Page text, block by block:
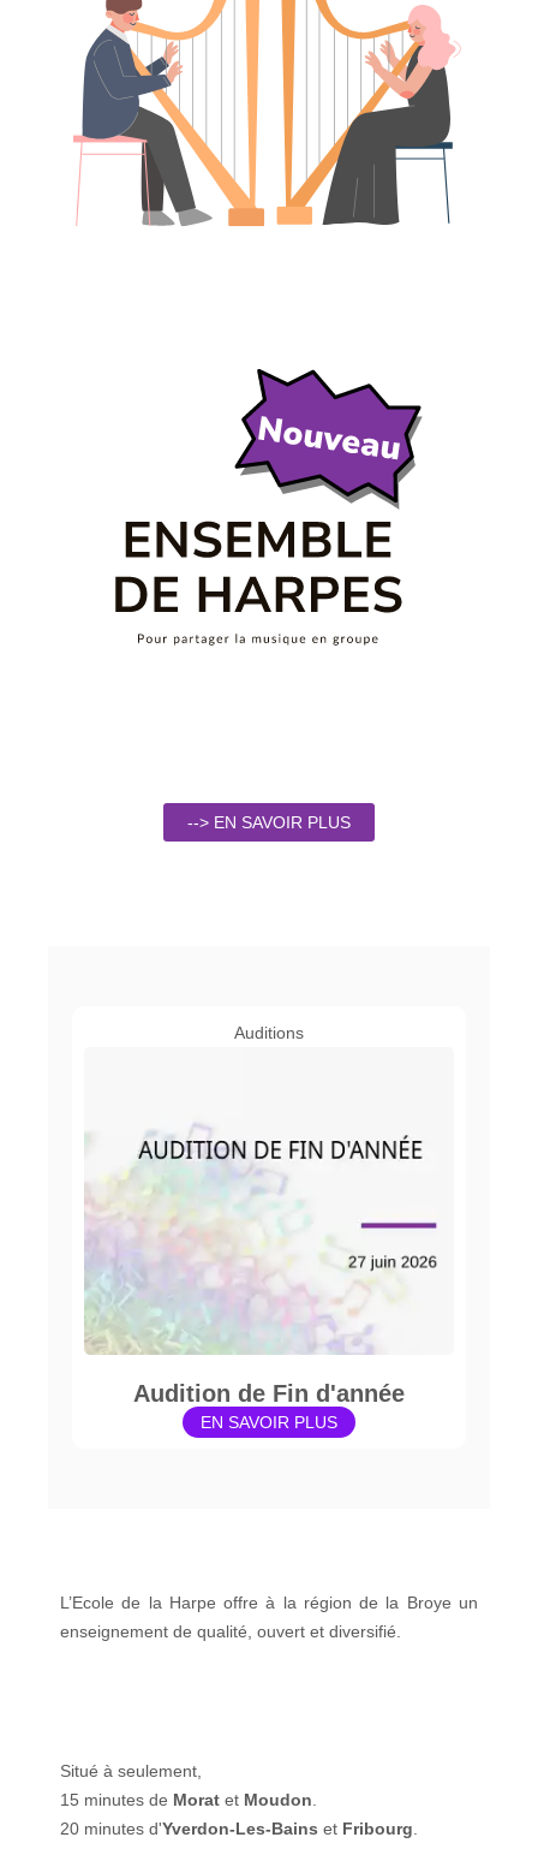
--> EN SAVOIR PLUS
Auditions
Audition de Fin d'année
EN SAVOIR PLUS
L’Ecole de la Harpe offre à la région de la Broye un
enseignement de qualité, ouvert et diversifié.
Situé à seulement,
15 minutes de Morat et Moudon
20 minutes d'Yverdon-Les-Bains et Fribourg